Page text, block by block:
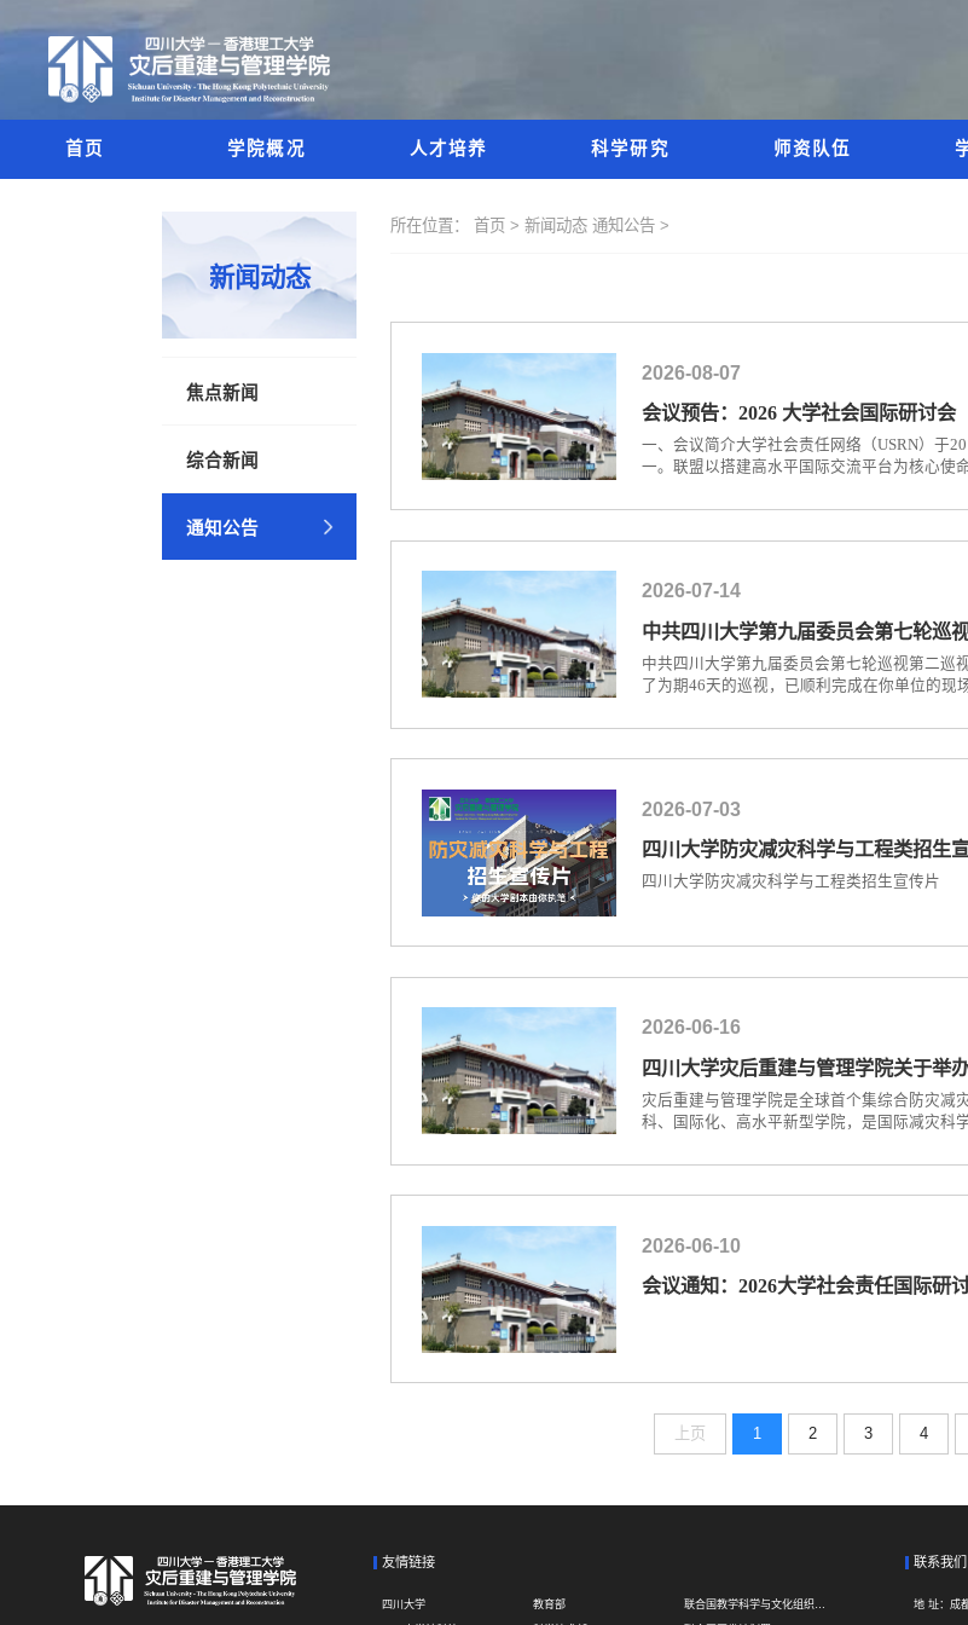
首页 学院概况 人才培养 科学研究 师资队伍
新闻动态
焦点新闻
综合新闻
通知公告
所在位置： 首页 >新闻动态通知公告 >
2026-08-07
会议预告：2026 大学社会国际研讨会
一、会议简介大学社会责任网络（USRN）于
一。联盟以搭建高水平国际交流平台为核心使
个国家和地区的24所海内外顶尖高校，涵盖北
2026-07-14
中共四川大学第九届委员会第七轮巡
中共四川大学第九届委员会第七轮巡视第二巡
了为期46天的巡视，已顺利完成在你单位的现
2026年7月13
2026-07-03
四川大学防灾减灾科学与工程类招生
四川大学防灾减灾科学与工程类招生宣传片
2026-06-16
四川大学灾后重建与管理学院关于举
灾后重建与管理学院是全球首个集综合防灾减
科、国际化、高水平新型学院，是国际减灾科
灾害防治及灾害地理、应急管理等交叉学科研
2026-06-10
会议通知：2026大学社会责任国际研
上页 1 2 3 4
友情链接
四川大学 教育部
联系我们
地 址： 成